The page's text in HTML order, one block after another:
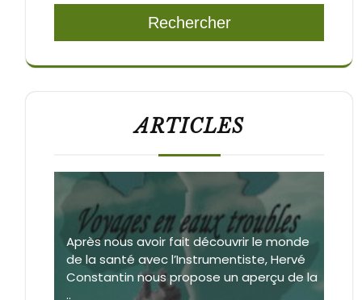
Rechercher
ARTICLES
Après nous avoir fait découvrir le monde
de la santé avec l’Instrumentiste, Hervé
Constantin nous propose un aperçu de la
..